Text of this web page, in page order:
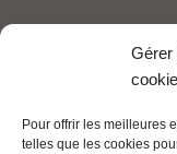
Gérer
Pour offrir les meilleures
telles que les cookies